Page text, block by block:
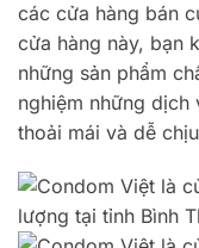
các cửa hàng bán
cửa hàng này, bạn
những sản phẩm
nghiệm những dịch
thoải mái và dễ